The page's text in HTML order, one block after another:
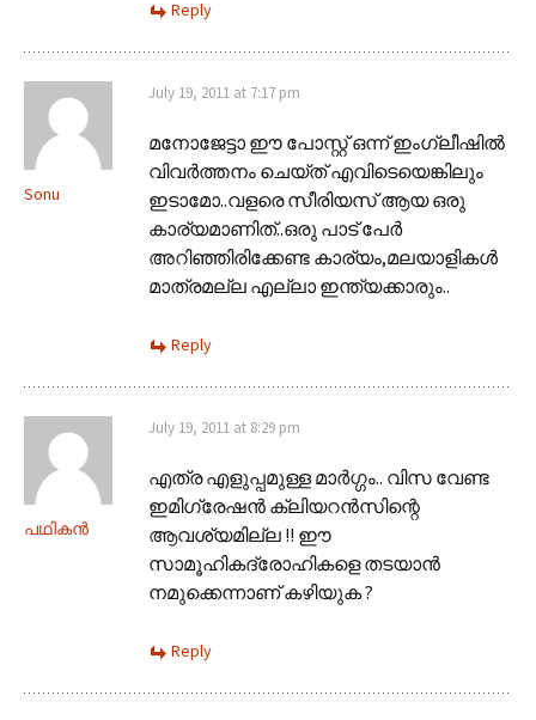
Reply
Sonu
July 19, 2011 at 7:17 pm
മനോജേട്ടാ ഈ പോസ്റ്റ്‌ ഒന്ന് ഇംഗ്ലീഷില്‍
വിവര്‍ത്തനം ചെയ്ത് എവിടെയെങ്കിലും
ഇടാമോ..വളരെ സീരിയസ് ആയ ഒരു
കാര്യമാണിത്..ഒരു പാട് പേര്‍
അറിഞ്ഞിരിക്കേണ്ട കാര്യം,മലയാളികള്‍
മാത്രമല്ല എല്ലാ ഇന്ത്യക്കാരും..
Reply
പഥികൻ
July 19, 2011 at 8:29 pm
എത്ര എളുപ്പമുള്ള മാർഗ്ഗം.. വിസ വേണ്ട
ഇമിഗ്രേഷൻ ക്ലിയറൻസിന്റെ
ആവശ്യമില്ല !! ഈ
സാമൂഹികദ്രോഹികളെ തടയാൻ
നമുക്കെന്നാണ്‌ കഴിയുക ?
Reply